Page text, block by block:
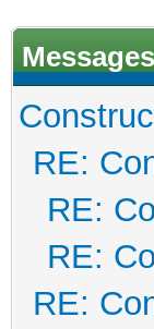
RE:
RE:
RE:
RE: